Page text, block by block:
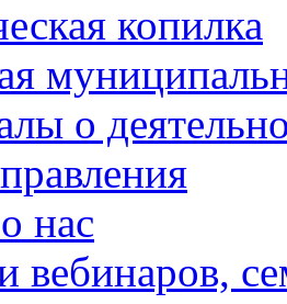
копилка
о
нас
вебинаров,